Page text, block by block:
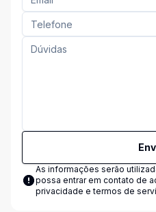
As informações serão
possa entrar em contato de
privacidade e termos de